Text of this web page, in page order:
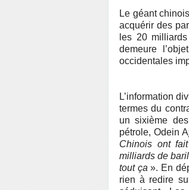
Le géant
acquérir des
les 20
demeure
occidentales
L’information
termes du
un sixième
pétrole, Odein
Chinois ont
milliards de
tout ça ». En
rien à redire